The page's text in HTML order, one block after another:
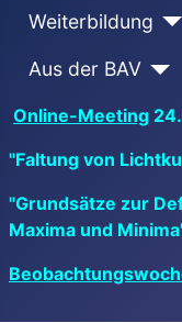
Weiterbildung
Aus der BAV
Online-Meeting
"Faltung von
"Grundsätze zur
Maxima und